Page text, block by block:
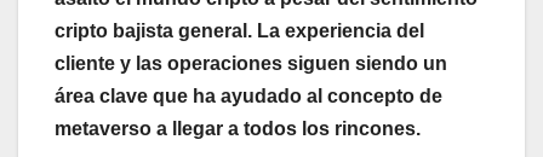
cripto bajista general. La experiencia del
cliente y las operaciones siguen siendo un
área clave que ha ayudado al concepto de
metaverso a llegar a todos los rincones.